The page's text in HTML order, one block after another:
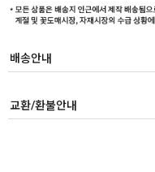
배송안내
교환/환불안내